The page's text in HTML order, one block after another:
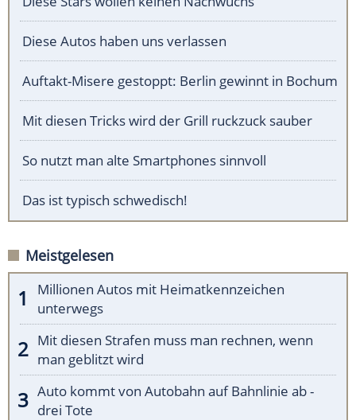
Diese Autos haben uns verlassen
Auftakt-Misere gestoppt: Berlin gewinnt in Bochum
Mit diesen Tricks wird der Grill ruckzuck sauber
So nutzt man alte Smartphones sinnvoll
Das ist typisch schwedisch!
Meistgelesen
Millionen Autos mit Heimatkennzeichen
unterwegs
Mit diesen Strafen muss man rechnen, wenn
man geblitzt wird
Auto kommt von Autobahn auf Bahnlinie ab -
drei Tote